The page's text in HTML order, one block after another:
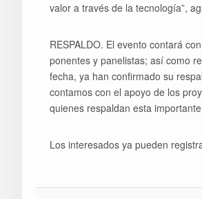
valor a través de la tecnología”,
RESPALDO. El evento contará
ponentes y panelistas; así como
fecha, ya han confirmado su
contamos con el apoyo de los
quienes respaldan esta
Los interesados ya pueden